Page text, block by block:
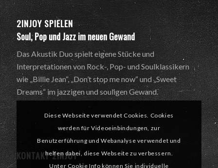
2INJOY SPIELEN
Soul, Pop und Jazz im neuen Gewand
Das Akustik Duo spielt eigene Stücke und
Interpretationen von Rock-, Pop- und Soulklassikern
wie „Billie Jean“, „Don’t stop me now“ und „Sweet
Dreams“ im jazzigen und souligen Gewand.
KONTAKT 2INJOY
Diese Webseite verwendet Cookies. Cookies
werden für Videoeinbindungen, zur
Benutzerführung und Webanalyse verwendet und
helfen dabei, diese Webseite zu verbessern.
Unter Cookie Info können Sie individuelle